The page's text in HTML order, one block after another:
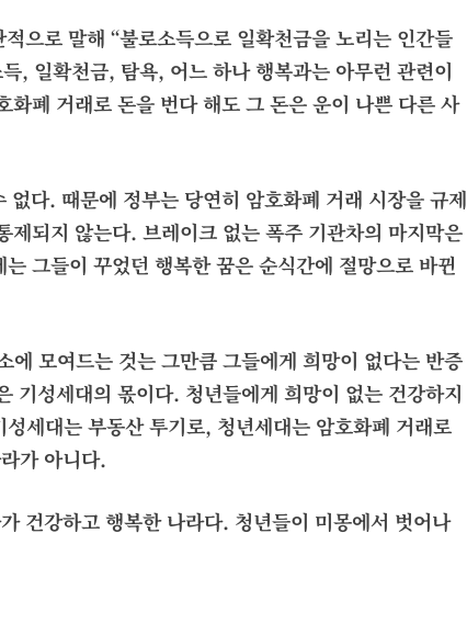
으로 말해 “불로소득으로 일확천금을 노리는 인간들
, 일확천금, 탐욕, 어느 하나 행복과는 아무런 관련이
화폐 거래로 돈을 번다 해도 그 돈은 운이 나쁜 다른 사
없다. 때문에 정부는 당연히 암호화폐 거래 시장을 규제
제되지 않는다. 브레이크 없는 폭주 기관차의 마지막은
그들이 꾸었던 행복한 꿈은 순식간에 절망으로 바뀐
에 모여드는 것는 그만큼 그들에게 희망이 없다는 반증
기성세대의 몫이다. 청년들에게 희망이 없는 건강하지
세대는 부동산 투기로, 청년세대는 암호화폐 거래로
가 아니다.
건강하고 행복한 나라다. 청년들이 미몽에서 벗어나